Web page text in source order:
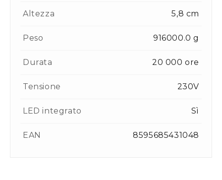
Altezza 5,8 cm
Peso 916000.0 g
Durata 20 000 ore
Tensione 230V
LED integrato Sì
EAN 8595685431048